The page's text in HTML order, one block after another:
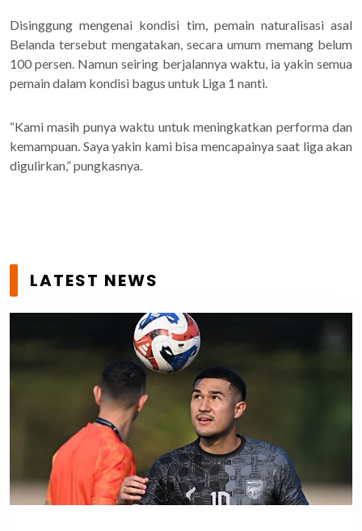
Disinggung mengenai kondisi tim, pemain naturalisasi asal
Belanda tersebut mengatakan, secara umum memang belum
100 persen. Namun seiring berjalannya waktu, ia yakin semua
pemain dalam kondisi bagus untuk Liga 1 nanti.
“Kami masih punya waktu untuk meningkatkan performa dan
kemampuan. Saya yakin kami bisa mencapainya saat liga akan
digulirkan,” pungkasnya.
LATEST NEWS